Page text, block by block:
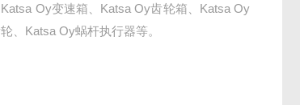
Oy变速箱、Katsa Oy齿轮箱、Katsa Oy
、Katsa Oy蜗杆执行器等。